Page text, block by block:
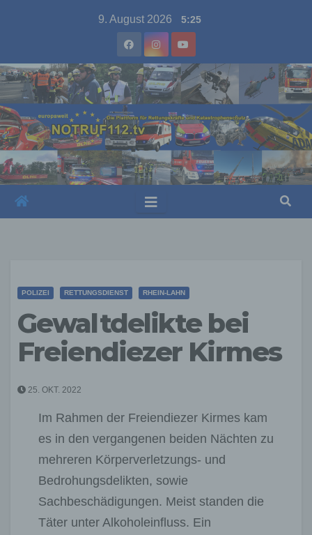
9. August 2026 5:25
POLIZEI RETTUNGSDIENST RHEIN-LAHN
Gewaltdelikte bei
Freiendiezer Kirmes
25. OKT. 2022
Im Rahmen der Freiendiezer Kirmes kam
es in den vergangenen beiden Nächten zu
mehreren Körperverletzungs- und
Bedrohungsdelikten, sowie
Sachbeschädigungen. Meist standen die
Täter unter Alkoholeinfluss. Ein